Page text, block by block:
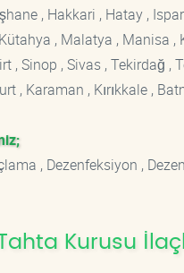
, Hakkari , Hatay ,
, Malatya , Manisa
, Sinop , Sivas , Tekirdağ
, Karaman , Kırıkkale ,
, Dezenfeksiyon ,
Kurusu